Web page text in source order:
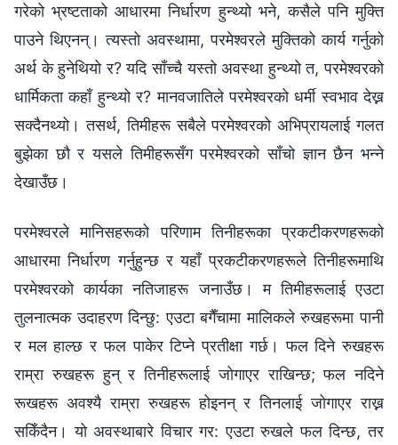
गरेको भ्रष्टताको आधारमा निर्धारण हुन्थ्यो भने, कसैले पनि मुक्ति
पाउने थिएनन्। त्यस्तो अवस्थामा, परमेश्‍वरले मुक्तिको कार्य गर्नुको
अर्थ के हुनेथियो र? यदि साँच्‍चै यस्तो अवस्था हुन्थ्यो त, परमेश्‍वरको
धार्मिकता कहाँ हुन्थ्यो र? मानवजातिले परमेश्‍वरको धर्मी स्वभाव देख्न
सक्दैनथ्यो। तसर्थ, तिमीहरू सबैले परमेश्‍वरको अभिप्रायलाई गलत
बुझेका छौ र यसले तिमीहरूसँग परमेश्‍वरको साँचो ज्ञान छैन भन्‍ने
देखाउँछ।
परमेश्‍वरले मानिसहरूको परिणाम तिनीहरूका प्रकटीकरणहरूको
आधारमा निर्धारण गर्नुहुन्छ र यहाँ प्रकटीकरणहरूले तिनीहरूमाथि
परमेश्‍वरको कार्यका नतिजाहरू जनाउँछ। म तिमीहरूलाई एउटा
तुलनात्मक उदाहरण दिन्छु: एउटा बगैँचामा मालिकले रुखहरूमा पानी
र मल हाल्छ र फल पाकेर टिप्ने प्रतीक्षा गर्छ। फल दिने रुखहरू
राम्रा रुखहरू हुन् र तिनीहरूलाई जोगाएर राखिन्छ; फल नदिने
रूखहरू अवश्यै राम्रा रुखहरू होइनन् र तिनलाई जोगाएर राख्न
सकिँदैन। यो अवस्थाबारे विचार गर: एउटा रुखले फल दिन्छ, तर